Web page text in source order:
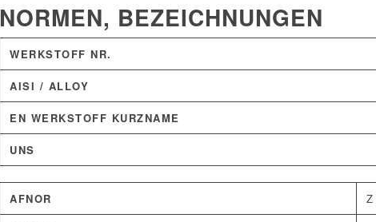
NORMEN, BEZEICHNUNGEN
WERKSTOFF NR.
AISI / ALLOY
EN WERKSTOFF KURZNAME
UNS
AFNOR Z